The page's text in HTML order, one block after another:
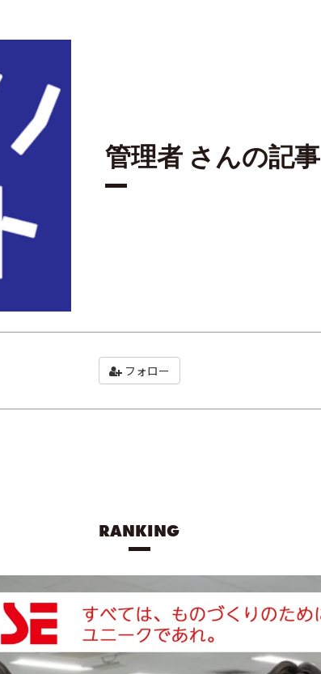
管理者 さんの記事
フォロー
RANKING